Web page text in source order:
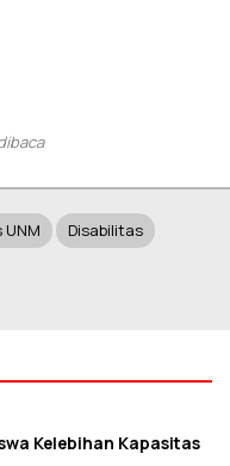
Disabilitas
Kelebihan Kapasitas